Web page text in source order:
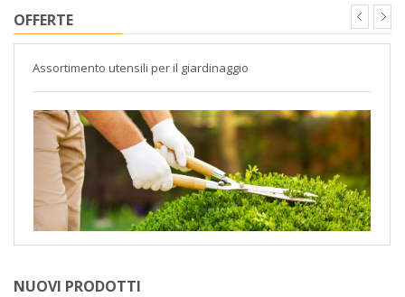
OFFERTE
Assortimento utensili per il giardinaggio
NUOVI PRODOTTI